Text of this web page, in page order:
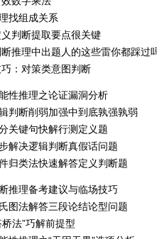
找组成关系
判断提取要点很关键
推理中出题人的这些雷你都踩过
：对策类意图判断
性推理之论证漏洞分析
判断削弱加强中到底孰强孰弱
关键句快解行测定义题
解决逻辑判断真假话问题
归类法快速解答定义判断题
推理备考建议与临场技巧
图法解答三段论结论型问题
法”巧解前提型